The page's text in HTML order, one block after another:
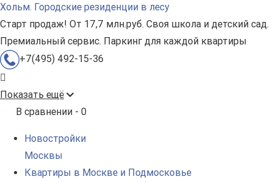
Хольм. Городские резиденции в лесу
Старт продаж! От 17,7 млн.руб. Своя школа и детский сад.
Премиальный сервис. Паркинг для каждой квартиры
+7(495) 492-15-36
Показать ещё
В сравнении - 0
Новостройки
Москвы
Квартиры в Москве и Подмосковье